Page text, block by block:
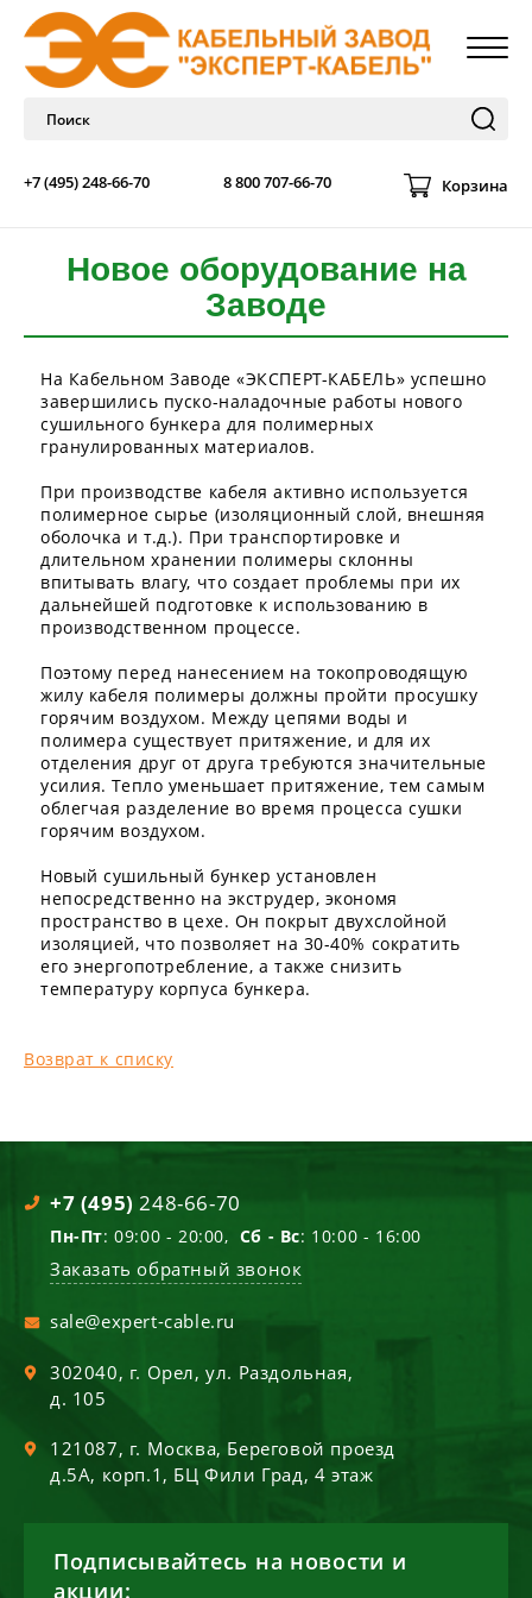
+7 (495) 248-66-70 8 800 707-66-70 Корзина
Новое оборудование на
Заводе
На Кабельном Заводе «ЭКСПЕРТ-КАБЕЛЬ» успешно
завершились пуско-наладочные работы нового
сушильного бункера для полимерных
гранулированных материалов.
При производстве кабеля активно используется
полимерное сырье (изоляционный слой, внешняя
оболочка и т.д.). При транспортировке и
длительном хранении полимеры склонны
впитывать влагу, что создает проблемы при их
дальнейшей подготовке к использованию в
производственном процессе.
Поэтому перед нанесением на токопроводящую
жилу кабеля полимеры должны пройти просушку
горячим воздухом. Между цепями воды и
полимера существует притяжение, и для их
отделения друг от друга требуются значительные
усилия. Тепло уменьшает притяжение, тем самым
облегчая разделение во время процесса сушки
горячим воздухом.
Новый сушильный бункер установлен
непосредственно на экструдер, экономя
пространство в цехе. Он покрыт двухслойной
изоляцией, что позволяет на 30-40% сократить
его энергопотребление, а также снизить
температуру корпуса бункера.
Возврат к списку
+7 (495) 248-66-70
Пн-Пт: 09:00 - 20:00, Сб - Вс: 10:00 - 16:00
Заказать обратный звонок
sale@expert-cable.ru
302040, г. Орел,ул. Раздольная,
д. 105
121087, г. Москва, Береговой проезд
д.5А, корп.1, БЦ Фили Град, 4 этаж
Подписывайтесь на новости и
акции: